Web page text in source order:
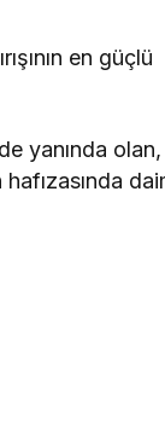
en güçlü
yanında olan,